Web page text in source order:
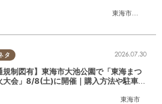
東海市大府市
タ
東海市
2026.07.30
規制図有】東海市大池公園で「東海まつ
大会」8/8(土)に開催｜購入方法や駐車場